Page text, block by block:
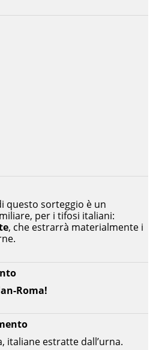
italiane estratte dall’urna.
Roma!
questo sorteggio è un
per i tifosi italiani:
, che estrarrà materialmente i